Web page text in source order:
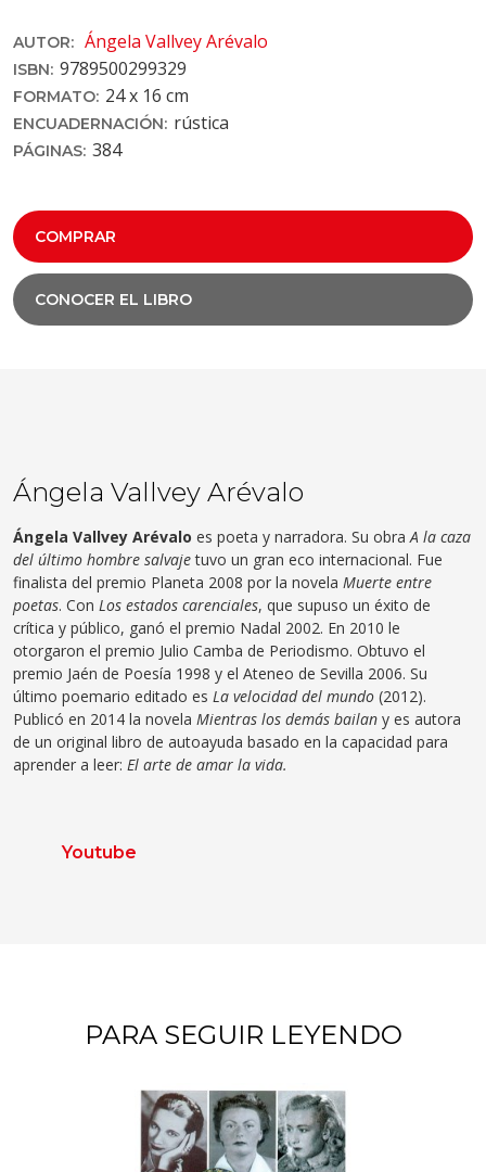
AUTOR: Ángela Vallvey Arévalo
ISBN: 9789500299329
FORMATO: 24 x 16 cm
ENCUADERNACIÓN: rústica
PÁGINAS: 384
COMPRAR
CONOCER EL LIBRO
Ángela Vallvey Arévalo
Ángela Vallvey Arévalo es poeta y narradora. Su obra A la caza
del último hombre salvajetuvo un gran eco internacional. Fue
finalista del premio Planeta 2008 por la novela Muerte entre
poetas. Con Los estados carenciales, que supuso un éxito de
crítica y público, ganó el premio Nadal 2002. En 2010 le
otorgaron el premio Julio Camba de Periodismo. Obtuvo el
premio Jaén de Poesía 1998 y el Ateneo de Sevilla 2006. Su
último poemario editado es La velocidad del mundo (2012).
Publicó en 2014 la novela Mientras los demás bailan y es autora
de un original libro de autoayuda basado en la capacidad para
aprender a leer: El arte de amar la vida.
Youtube
PARA SEGUIR LEYENDO